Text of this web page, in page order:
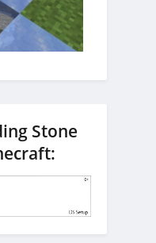
Stone